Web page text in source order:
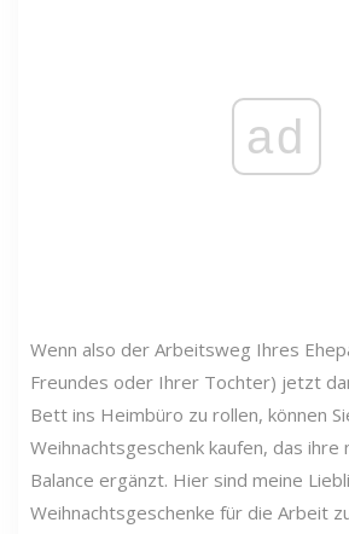
ad
Wenn also der Arbeitsweg Ihres
Freundes oder Ihrer Tochter) jetzt
Bett ins Heimbüro zu rollen, können
Weihnachtsgeschenk kaufen, das ihre
Balance ergänzt. Hier sind meine
Weihnachtsgeschenke für die Arbeit